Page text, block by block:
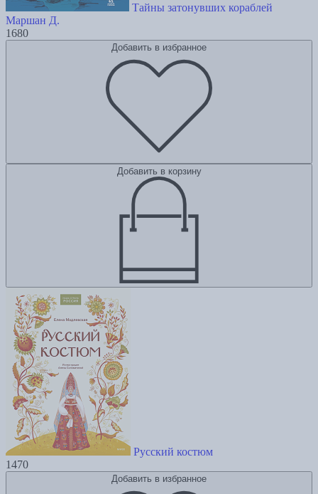
Тайны затонувших кораблей
Маршан Д.
1680
Добавить в избранное
Добавить в корзину
Русский костюм
1470
Добавить в избранное